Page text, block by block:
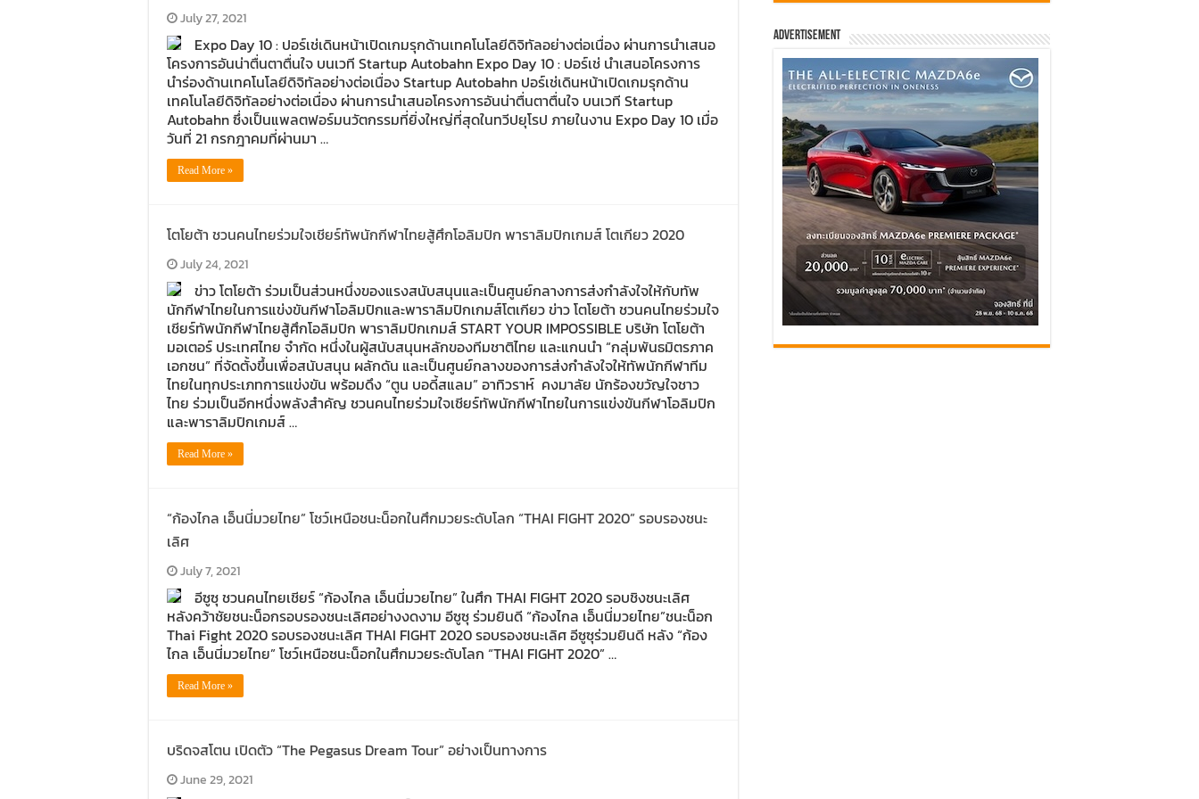
July 27, 2021
Expo Day 10 : ปอร์เช่เดินหน้าเปิดเกมรุกด้านเทคโนโลยีดิจิทัลอย่างต่อเนื่อง ผ่านการนำเสนอ
โครงการอันน่าตื่นตาตื่นใจ บนเวที Startup Autobahn Expo Day 10 : ปอร์เช่ นำเสนอโครงการ
นำร่องด้านเทคโนโลยีดิจิทัลอย่างต่อเนื่อง Startup Autobahn ปอร์เช่เดินหน้าเปิดเกมรุกด้าน
เทคโนโลยีดิจิทัลอย่างต่อเนื่อง ผ่านการนำเสนอโครงการอันน่าตื่นตาตื่นใจ บนเวที Startup
Autobahn ซึ่งเป็นแพลตฟอร์มนวัตกรรมที่ยิ่งใหญ่ที่สุดในทวีปยุโรป ภายในงาน Expo Day 10 เมื่อ
วันที่ 21 กรกฎาคมที่ผ่านมา …
Read More »
โตโยต้า ชวนคนไทยร่วมใจเชียร์ทัพนักกีฬาไทยสู้ศึกโอลิมปิก พาราลิมปิกเกมส์ โตเกียว 2020
July 24, 2021
ข่าว โตโยต้า ร่วมเป็นส่วนหนึ่งของแรงสนับสนุนและเป็นศูนย์กลางการส่งกำลังใจให้กับทัพ
นักกีฬาไทยในการแข่งขันกีฬาโอลิมปิกและพาราลิมปิกเกมส์โตเกียว ข่าว โตโยต้า ชวนคนไทยร่วมใจ
เชียร์ทัพนักกีฬาไทยสู้ศึกโอลิมปิก พาราลิมปิกเกมส์ START YOUR IMPOSSIBLE บริษัท โตโยต้า
มอเตอร์ ประเทศไทย จำกัด หนึ่งในผู้สนับสนุนหลักของทีมชาติไทย และแกนนำ “กลุ่มพันธมิตรภาค
เอกชน” ที่จัดตั้งขึ้นเพื่อสนับสนุน ผลักดัน และเป็นศูนย์กลางของการส่งกำลังใจให้ทัพนักกีฬาทีม
ไทยในทุกประเภทการแข่งขัน พร้อมดึง “ตูน บอดี้สแลม” อาทิวราห์ คงมาลัย นักร้องขวัญใจชาว
ไทย ร่วมเป็นอีกหนึ่งพลังสำคัญ ชวนคนไทยร่วมใจเชียร์ทัพนักกีฬาไทยในการแข่งขันกีฬาโอลิมปิก
และพาราลิมปิกเกมส์ …
Read More »
“ก้องไกล เอ็นนี่มวยไทย” โชว์เหนือชนะน็อกในศึกมวยระดับโลก “THAI FIGHT 2020” รอบรองชนะ
เลิศ
July 7, 2021
อีซูซุ ชวนคนไทยเชียร์ “ก้องไกล เอ็นนี่มวยไทย” ในศึก THAI FIGHT 2020 รอบชิงชนะเลิศ
หลังคว้าชัยชนะน็อกรอบรองชนะเลิศอย่างงดงาม อีซูซุ ร่วมยินดี “ก้องไกล เอ็นนี่มวยไทย”ชนะน็อก
Thai Fight 2020 รอบรองชนะเลิศ THAI FIGHT 2020 รอบรองชนะเลิศ อีซูซุร่วมยินดี หลัง “ก้อง
ไกล เอ็นนี่มวยไทย” โชว์เหนือชนะน็อกในศึกมวยระดับโลก “THAI FIGHT 2020” …
Read More »
บริดจสโตน เปิดตัว “The Pegasus Dream Tour” อย่างเป็นทางการ
June 29, 2021
Advertisement